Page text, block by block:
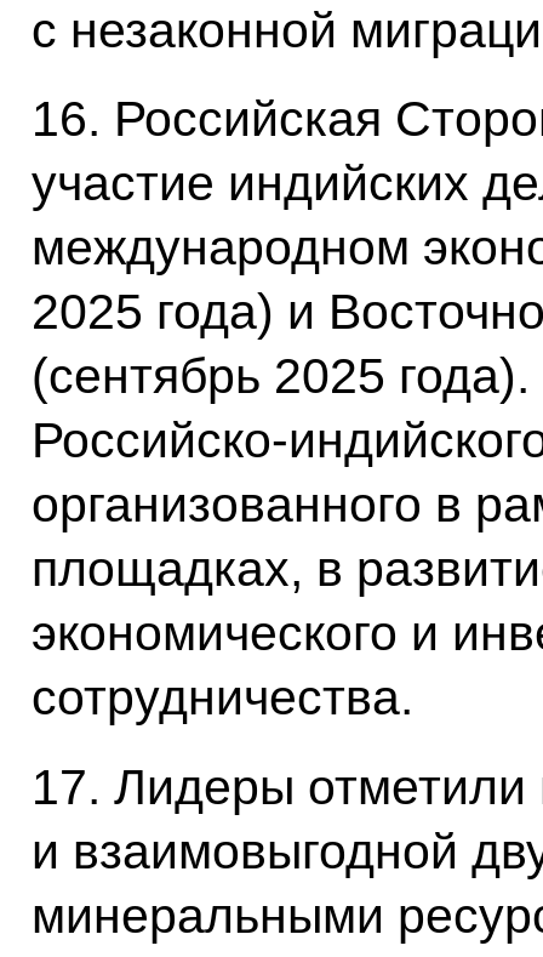
с незаконной
16. Российская
участие индийских
международном
2025 года) и
(сентябрь 2025
Российско-
организованного в
площадках, в
экономического и
сотрудничества.
17. Лидеры отметили
и взаимовыгодной
минеральными